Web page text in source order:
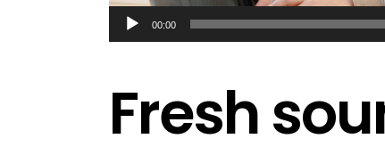
Audio
Player
00:00
Fresh